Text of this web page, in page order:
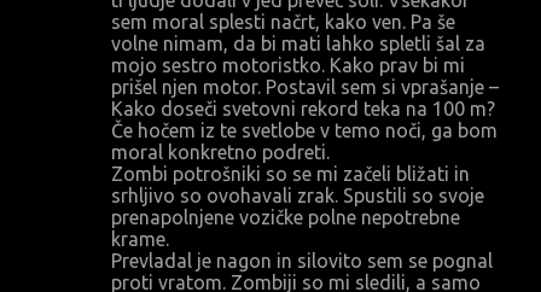
sem moral splesti načrt, kako ven. Pa še
volne nimam, da bi mati lahko spletli šal za
mojo sestro motoristko. Kako prav bi mi
prišel njen motor. Postavil sem si vprašanje –
Kako doseči svetovni rekord teka na 100 m?
Če hočem iz te svetlobe v temo noči, ga bom
moral konkretno podreti.
Zombi potrošniki so se mi začeli bližati in
srhljivo so ovohavali zrak. Spustili so svoje
prenapolnjene vozičke polne nepotrebne
krame.
Prevladal je nagon in silovito sem se pognal
proti vratom. Zombiji so mi sledili, a samo